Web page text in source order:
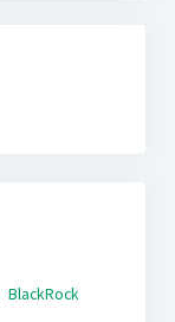
BlackRock